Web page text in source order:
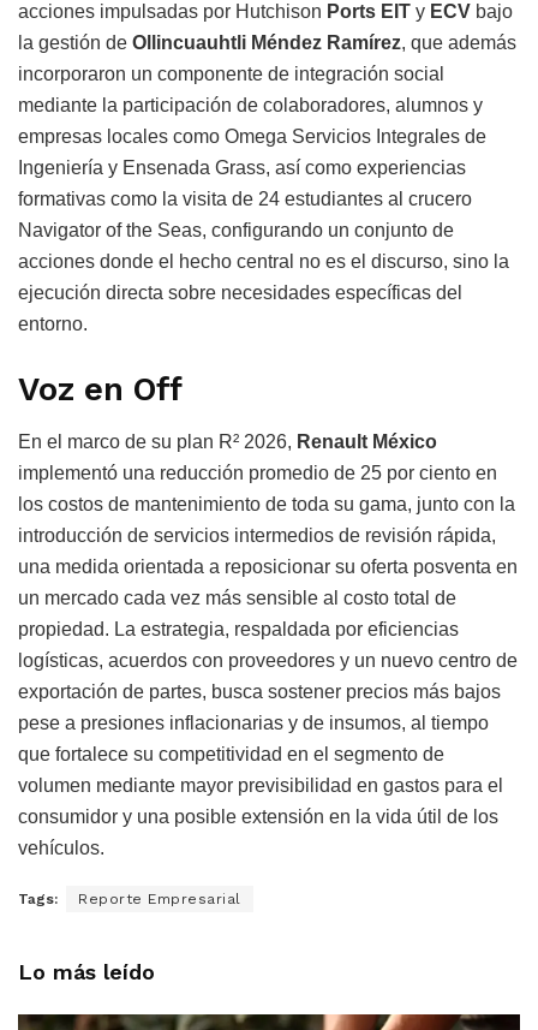
acciones impulsadas por Hutchison Ports EIT y ECV bajo
la gestión de Ollincuauhtli Méndez Ramírez, que además
incorporaron un componente de integración social
mediante la participación de colaboradores, alumnos y
empresas locales como Omega Servicios Integrales de
Ingeniería y Ensenada Grass, así como experiencias
formativas como la visita de 24 estudiantes al crucero
Navigator of the Seas, configurando un conjunto de
acciones donde el hecho central no es el discurso, sino la
ejecución directa sobre necesidades específicas del
entorno.
Voz en Off
En el marco de su plan R² 2026, Renault México
implementó una reducción promedio de 25 por ciento en
los costos de mantenimiento de toda su gama, junto con la
introducción de servicios intermedios de revisión rápida,
una medida orientada a reposicionar su oferta posventa en
un mercado cada vez más sensible al costo total de
propiedad. La estrategia, respaldada por eficiencias
logísticas, acuerdos con proveedores y un nuevo centro de
exportación de partes, busca sostener precios más bajos
pese a presiones inflacionarias y de insumos, al tiempo
que fortalece su competitividad en el segmento de
volumen mediante mayor previsibilidad en gastos para el
consumidor y una posible extensión en la vida útil de los
vehículos.
Tags: Reporte Empresarial
Lo más leído